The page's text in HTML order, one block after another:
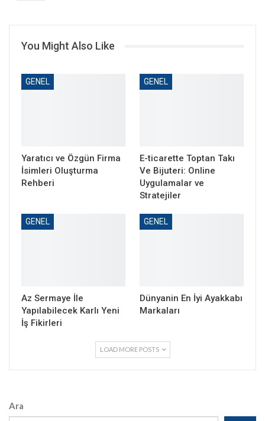
You Might Also Like
GENEL
Yaratıcı ve Özgün Firma
İsimleri Oluşturma
Rehberi
GENEL
E-ticarette Toptan Takı
Ve Bijuteri: Online
Uygulamalar ve
Stratejiler
GENEL
Az Sermaye İle
Yapılabilecek Karlı Yeni
İş Fikirleri
GENEL
Dünyanin En İyi Ayakkabı
Markaları
LOAD MORE POSTS
Ara